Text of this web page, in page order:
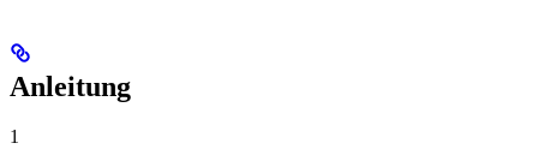
Anleitung
1